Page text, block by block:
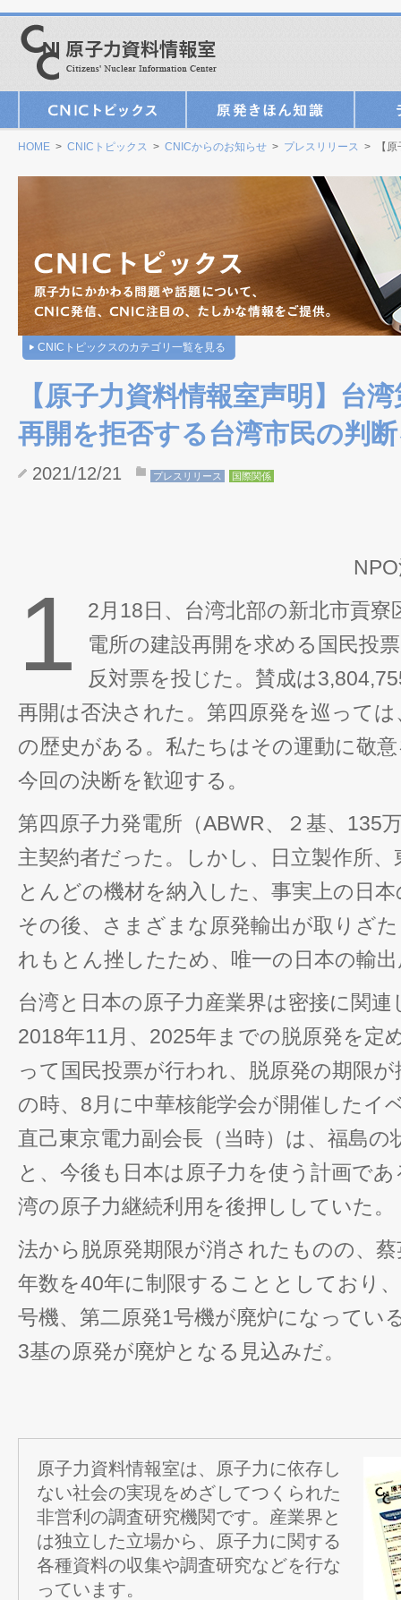
HOME > CNICトピックス > CNICからのお知らせ > プレスリリース > 【原
CNICトピックスのカテゴリ一覧を見る
【原子力資料情報室声明】台
再開を拒否する台湾市民の判
2021/12/21 プレスリリース 国際関係
1
2月18日、台湾北部の新北市貢
電所の建設再開を求める国民投
反対票を投じた。賛成は
再開は否決された。第四原発を巡って
の歴史がある。私たちはその運動に敬
今回の決断を歓迎する。
第四原子力発電所（ABWR、２基、135
主契約者だった。しかし、日立製作所
とんどの機材を納入した、事実上の日
その後、さまざまな原発輸出が取りざ
れもとん挫したため、唯一の日本の輸
台湾と日本の原子力産業界は密接に関
2018年11月、2025年までの脱原発を定
って国民投票が行われ、脱原発の期限
の時、8月に中華核能学会が開催したイ
直己東京電力副会長（当時）は、福島
と、今後も日本は原子力を使う計画で
湾の原子力継続利用を後押ししていた。
法から脱原発期限が消されたものの、
年数を40年に制限することとしており
号機、第二原発1号機が廃炉になってい
3基の原発が廃炉となる見込みだ。
原子力資料情報室は、原子力に依存し
ない社会の実現をめざしてつくられた
非営利の調査研究機関です。産業界と
は独立した立場から、原子力に関する
各種資料の収集や調査研究などを行な
っています。